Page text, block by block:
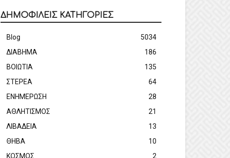
ΔΗΜΟΦΙΛΕΙΣ ΚΑΤΗΓΟΡΙΕΣ
Blog
5034
ΔΙΑΒΗΜΑ
186
ΒΟΙΩΤΙΑ
135
ΣΤΕΡΕΑ
64
ΕΝΗΜΕΡΩΣΗ
28
ΑΘΛΗΤΙΣΜΟΣ
21
ΛΙΒΑΔΕΙΑ
13
ΘΗΒΑ
10
ΚΟΣΜΟΣ
2